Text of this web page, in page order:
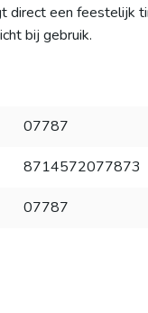
direct een feestelijk
bij gebruik.
07787
8714572077873
07787